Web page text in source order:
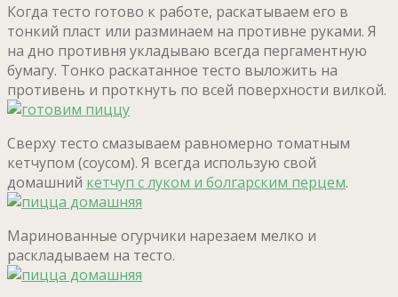
Когда тесто готово к работе, раскатываем его в
тонкий пласт или разминаем на противне руками. Я
на дно противня укладываю всегда пергаментную
бумагу. Тонко раскатанное тесто выложить на
противень и проткнуть по всей поверхности вилкой.
Сверху тесто смазываем равномерно томатным
кетчупом (соусом). Я всегда использую свой
домашний кетчуп с луком и болгарским перцем.
Маринованные огурчики нарезаем мелко и
раскладываем на тесто.